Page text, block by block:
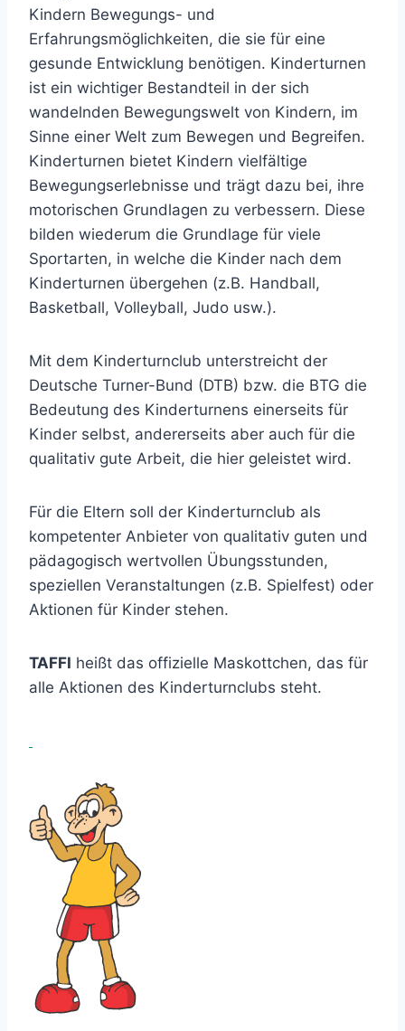
Kindern Bewegungs- und
Erfahrungsmöglichkeiten, die sie für eine
gesunde Entwicklung benötigen. Kinderturnen
ist ein wichtiger Bestandteil in der sich
wandelnden Bewegungswelt von Kindern, im
Sinne einer Welt zum Bewegen und Begreifen.
Kinderturnen bietet Kindern vielfältige
Bewegungserlebnisse und trägt dazu bei, ihre
motorischen Grundlagen zu verbessern. Diese
bilden wiederum die Grundlage für viele
Sportarten, in welche die Kinder nach dem
Kinderturnen übergehen (z.B. Handball,
Basketball, Volleyball, Judo usw.).
Mit dem Kinderturnclub unterstreicht der
Deutsche Turner-Bund (DTB) bzw. die BTG die
Bedeutung des Kinderturnens einerseits für
Kinder selbst, andererseits aber auch für die
qualitativ gute Arbeit, die hier geleistet wird.
Für die Eltern soll der Kinderturnclub als
kompetenter Anbieter von qualitativ guten und
pädagogisch wertvollen Übungsstunden,
speziellen Veranstaltungen (z.B. Spielfest) oder
Aktionen für Kinder stehen.
TAFFI heißt das offizielle Maskottchen, das für
alle Aktionen des Kinderturnclubs steht.